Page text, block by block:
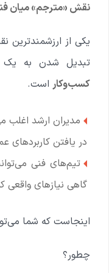
نقش «مترجم» میان
یکی از ارزشمندترین
تبدیل شدن به یک
کسب‌وکار است.
در یافتن کاربردهای
تیم‌های فنی
گاهی نیازهای واقعی
اینجاست که شما
چطور؟